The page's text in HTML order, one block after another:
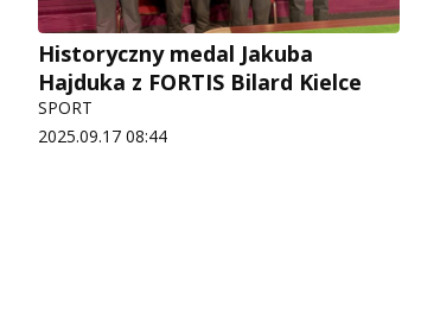
Historyczny medal Jakuba
Hajduka z FORTIS Bilard Kielce
SPORT
2025.09.17 08:44